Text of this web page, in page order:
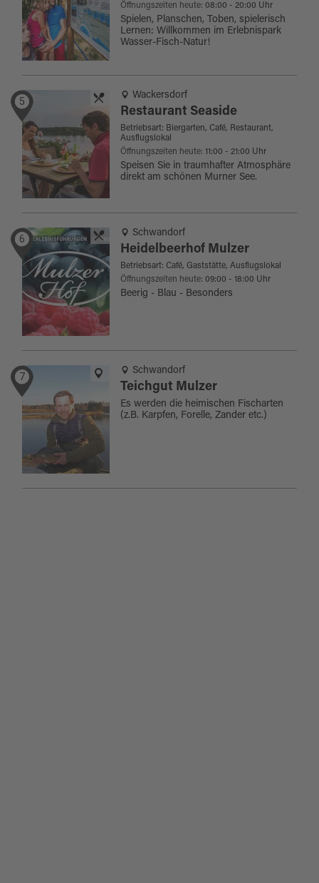
Spielen, Planschen, Toben, spielerisch
Lernen: Willkommen im Erlebnispark
Wasser-Fisch-Natur!
Öffnungszeiten heute:08:00 - 20:00 Uhr
5 Wackersdorf
Restaurant Seaside
Speisen Sie in traumhafter Atmosphäre
direkt am schönen Murner See.
Betriebsart: Biergarten, Café, Restaurant,
Ausflugslokal
Öffnungszeiten heute:11:00 - 21:00 Uhr
6 Schwandorf
Heidelbeerhof Mulzer
Beerig - Blau - Besonders
Betriebsart: Café, Gaststätte, Ausflugslokal
Öffnungszeiten heute:09:00 - 18:00 Uhr
7 Schwandorf
Teichgut Mulzer
Es werden die heimischen Fischarten
(z.B. Karpfen, Forelle, Zander etc.)